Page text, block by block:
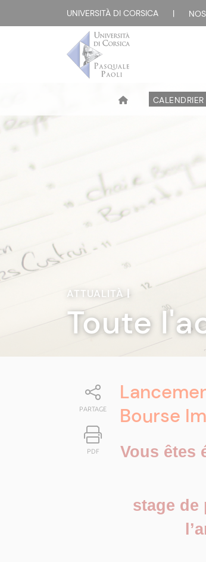
UNIVERSITÀ DI CORSICA |
ATTUALITÀ|
Toute
PARTAGE
PDF
Bourse
Vous êtes
stage de